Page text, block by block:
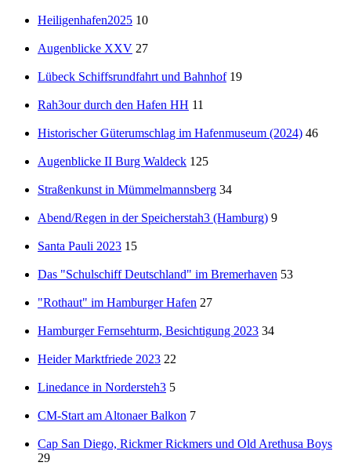
Heiligenhafen2025 10
Augenblicke XXV 27
Lübeck Schiffsrundfahrt und Bahnhof 19
Rah3our durch den Hafen HH 11
Historischer Güterumschlag im Hafenmuseum (2024) 46
Augenblicke II Burg Waldeck 125
Straßenkunst in Mümmelmannsberg 34
Abend/Regen in der Speicherstah3 (Hamburg) 9
Santa Pauli 2023 15
Das "Schulschiff Deutschland" im Bremerhaven 53
"Rothaut" im Hamburger Hafen 27
Hamburger Fernsehturm, Besichtigung 2023 34
Heider Marktfriede 2023 22
Linedance in Nordersteh3 5
CM-Start am Altonaer Balkon 7
Cap San Diego, Rickmer Rickmers und Old Arethusa Boys
29